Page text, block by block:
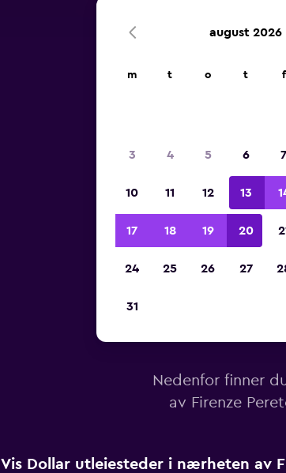
Nedenfor finner
av Firenze
Vis Dollar utleiesteder i nærheten av
august 2026
m t o t f
3 4 5 6 7
10 11 12 13
17 18 19 20
24 25 26 27
31